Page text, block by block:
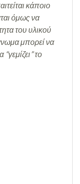
κάποιο
όμως να
του υλικού
μπορεί να
το